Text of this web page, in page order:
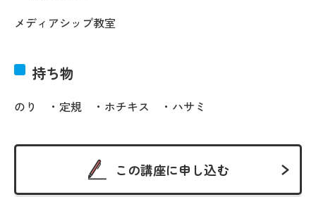
メディアシップ教室
持ち物
のり ・定規 ・ホチキス ・ハサミ
この講座に申し込む